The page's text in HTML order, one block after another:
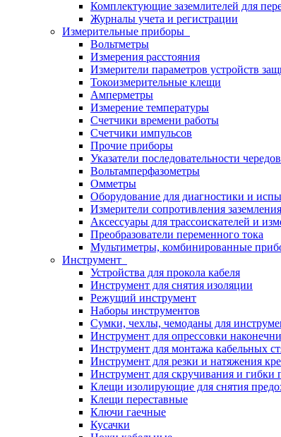
Комплектующие заземлителей для
Журналы учета и регистрации
Измерительные приборы
Вольтметры
Измерения расстояния
Измерители параметров устройств
Токоизмерительные клещи
Амперметры
Измерение температуры
Счетчики времени работы
Счетчики импульсов
Прочие приборы
Указатели последовательности
Вольтамперфазометры
Омметры
Оборудование для диагностики и
Измерители сопротивления заземления
Аксессуары для трассоискателей и
Преобразователи переменного тока
Мультиметры, комбинированные
Инструмент
Устройства для прокола кабеля
Инструмент для снятия изоляции
Режущий инструмент
Наборы инструментов
Сумки, чехлы, чемоданы для
Инструмент для опрессовки
Инструмент для монтажа кабельных
Инструмент для резки и натяжения
Инструмент для скручивания и гибки
Клещи изолирующие для снятия
Клещи переставные
Ключи гаечные
Кусачки